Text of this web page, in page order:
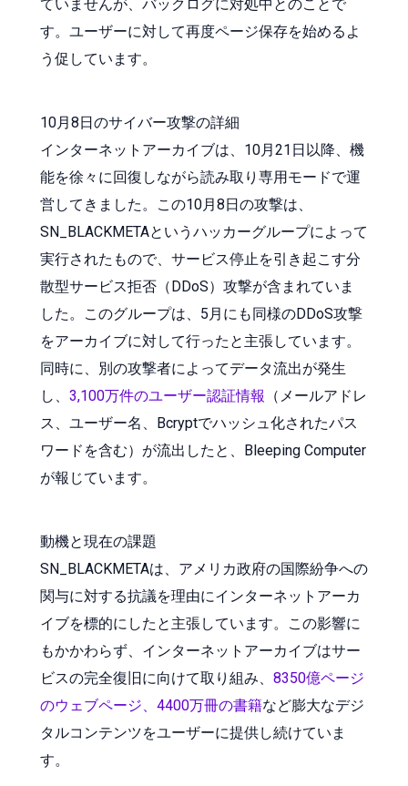
ていませんが、バックログに対処中とのことで
す。ユーザーに対して再度ページ保存を始めるよ
う促しています。
10月8日のサイバー攻撃の詳細
インターネットアーカイブは、10月21日以降、機
能を徐々に回復しながら読み取り専用モードで運
営してきました。この10月8日の攻撃は、
SN_BLACKMETAというハッカーグループによって
実行されたもので、サービス停止を引き起こす分
散型サービス拒否（DDoS）攻撃が含まれていま
した。このグループは、5月にも同様のDDoS攻撃
をアーカイブに対して行ったと主張しています。
同時に、別の攻撃者によってデータ流出が発生
し、 3,100万件のユーザー認証情報
（メールアドレ
ス、ユーザー名、Bcryptでハッシュ化されたパス
ワードを含む）が流出したと、Bleeping Computer
が報じています。
動機と現在の課題
SN_BLACKMETAは、アメリカ政府の国際紛争への
関与に対する抗議を理由にインターネットアーカ
イブを標的にしたと主張しています。この影響に
もかかわらず、インターネットアーカイブはサー
ビスの完全復旧に向けて取り組み、 8350億ページ
のウェブページ、4400万冊の書籍など膨大なデジ
タルコンテンツをユーザーに提供し続けていま
す。